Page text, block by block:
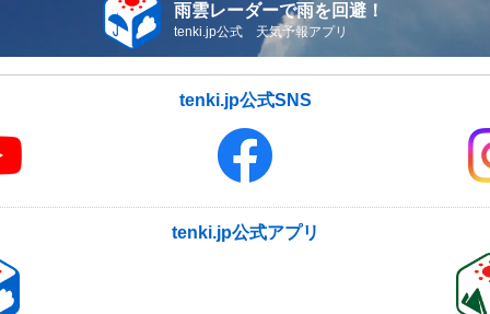
雨雲レーダーで雨を回避！
tenki.jp公式 天気予報アプリ
tenki.jp公式SNS
tenki.jp公式アプリ